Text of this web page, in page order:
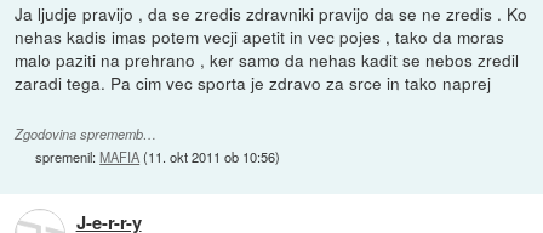
Ja ljudje pravijo , da se zredis zdravniki pravijo da se ne zredis . Ko
nehas kadis imas potem vecji apetit in vec pojes , tako da moras
malo paziti na prehrano , ker samo da nehas kadit se nebos zredil
zaradi tega. Pa cim vec sporta je zdravo za srce in tako naprej
Zgodovina sprememb…
spremenil:MAFIA(11. okt 2011 ob 10:56)
J-e-r-r-y